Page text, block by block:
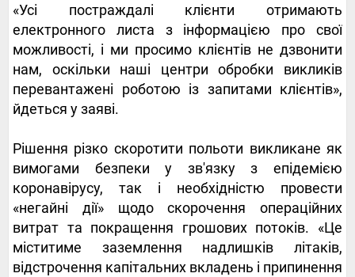
«Усі постраждалі клієнти отримають
електронного листа з інформацією про свої
можливості, і ми просимо клієнтів не дзвонити
нам, оскільки наші центри обробки викликів
перевантажені роботою із запитами клієнтів»,
йдеться у заяві.
Рішення різко скоротити польоти викликане як
вимогами безпеки у зв'язку з епідемією
коронавірусу, так і необхідністю провести
«негайні дії» щодо скорочення операційних
витрат та покращення грошових потоків. «Це
міститиме заземлення надлишків літаків,
відстрочення капітальних вкладень і припинення